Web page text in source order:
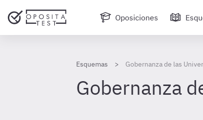
Oposiciones
Esquemas Gobernanza de las
Gobernanza